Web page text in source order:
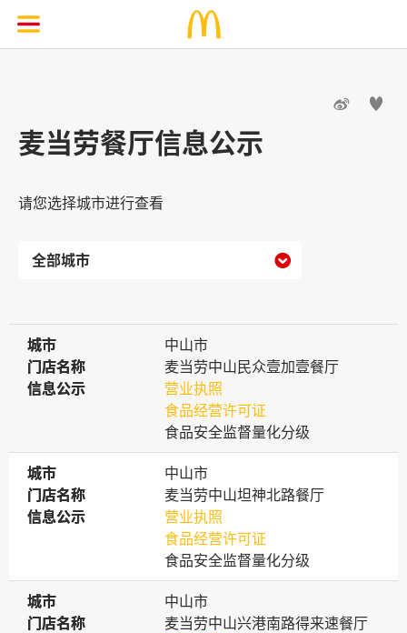
 
麦当劳餐厅信息公示
请您选择城市进行查看

城市
城市
中山市
门店名称
门店名称
麦当劳中山民众壹加壹餐厅
信息公示
信息公示
营业执照
食品经营许可证
食品安全监督量化分级
城市
城市
中山市
门店名称
门店名称
麦当劳中山坦神北路餐厅
信息公示
信息公示
营业执照
食品经营许可证
食品安全监督量化分级
城市
城市
中山市
门店名称
门店名称
麦当劳中山兴港南路得来速餐厅